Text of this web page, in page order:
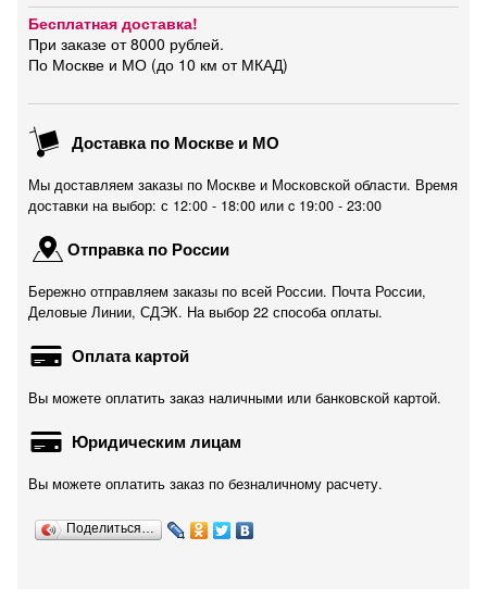
Бесплатная доставка!
При заказе от 8000 рублей.
По Москве и МО (до 10 км от МКАД)
Доставка по Москве и МО
Мы доставляем заказы по Москве и Московской области. Время
доставки на выбор: с 12:00 - 18:00 или c 19:00 - 23:00
Отправка по России
Бережно отправляем заказы по всей России. Почта России,
Деловые Линии, СДЭК. На выбор 22 способа оплаты.
Оплата картой
Вы можете оплатить заказ наличными или банковской картой.
Юридическим лицам
Вы можете оплатить заказ по безналичному расчету.
Поделиться…